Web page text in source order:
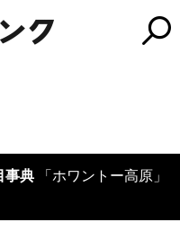
事典 「ホワントー高原」